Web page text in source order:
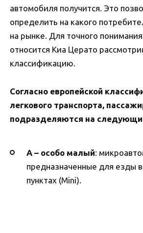
автомобиля получится. Это
определить на какого
на рынке. Для точного
относится Киа Церато
классификацию.
Согласно европейской
легкового транспорта,
подразделяются на
A – особо малый:
предназначенные для езды
пунктах (Mini).